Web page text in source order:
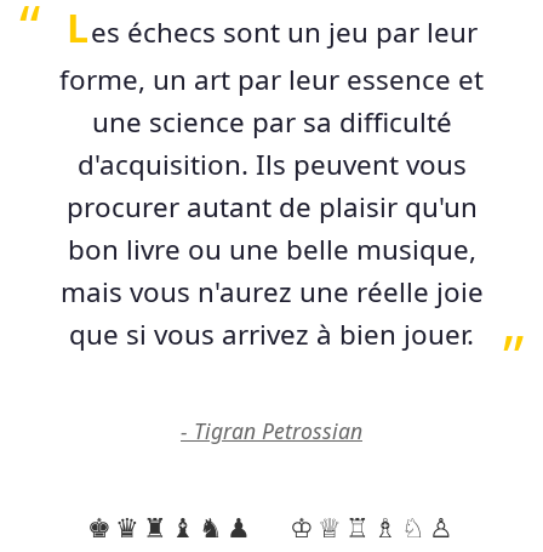
Les échecs sont un jeu par leur
forme, un art par leur essence et
une science par sa difficulté
d'acquisition. Ils peuvent vous
procurer autant de plaisir qu'un
bon livre ou une belle musique,
mais vous n'aurez une réelle joie
que si vous arrivez à bien jouer.
- Tigran Petrossian
♚♛♜♝♞♟ ♔♕♖♗♘♙